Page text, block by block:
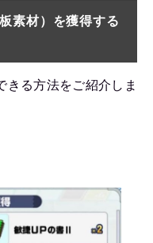
素材）を獲得する
きる方法をご紹介しま